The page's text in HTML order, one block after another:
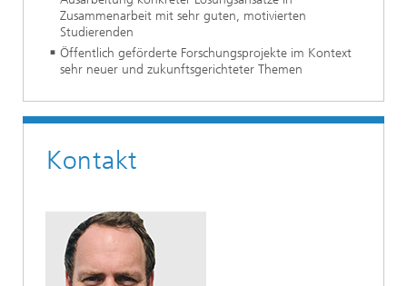
Zusammenarbeit mit sehr guten, motivierten
Studierenden
Öffentlich geförderte Forschungsprojekte im Kontext
sehr neuer und zukunftsgerichteter Themen
Kontakt